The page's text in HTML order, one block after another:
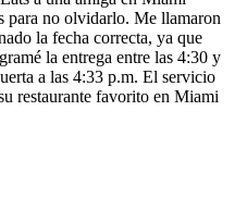
para no olvidarlo. Me llamaron
la fecha correcta, ya que
la entrega entre las 4:30 y
a las 4:33 p.m. El servicio
restaurante favorito en Miami